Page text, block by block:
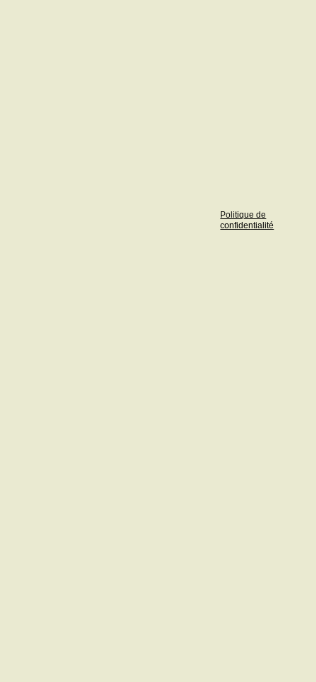
Politique de
confidentialité